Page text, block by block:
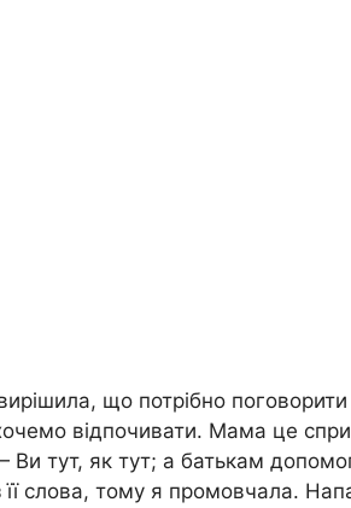
що потрібно поговорити
відпочивати. Мама це
тут, як тут; а батькам
слова, тому я промовчала.